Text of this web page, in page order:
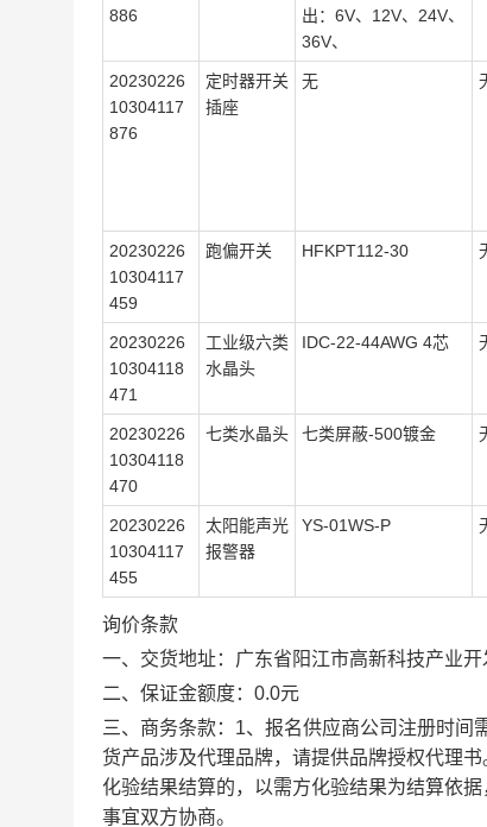
886
出：6V、12V、24V、
36V、
20230226
10304117
876
定时器开关
插座
无
20230226
10304117
459
跑偏开关 HFKPT112-30
20230226
10304118
471
工业级六类
水晶头
IDC-22-44AWG 4芯
20230226
10304118
470
七类水晶头 七类屏蔽-500镀金
20230226
10304117
455
太阳能声光
报警器
YS-01WS-P
询价条款
一、交货地址：广东省阳江市高新科技产业
二、保证金额度：0.0元
三、商务条款：1、报名供应商公司注册时
货产品涉及代理品牌，请提供品牌授权代理
化验结果结算的，以需方化验结果为结算依
事宜双方协商。